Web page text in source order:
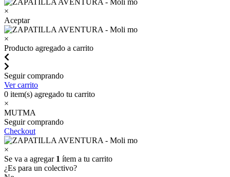
×
Aceptar
×
Producto agregado a carrito
Seguir comprando
Ver carrito
0 item(s) agregado tu carrito
×
MUTMA
Seguir comprando
Checkout
×
Se va a agregar 1 ítem a tu carrito
¿Es para un colectivo?